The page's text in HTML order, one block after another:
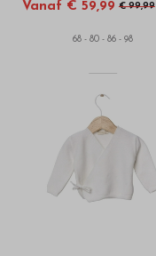
Vanaf € 59,99 € 99,99
68 - 80 - 86 - 98